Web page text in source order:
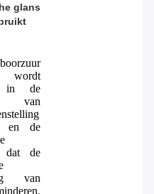
glans
wordt
in de
van
en de
dat de
van